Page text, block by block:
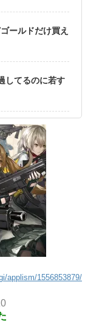
ールドだけ買え
してるのに若す
applism/1556853879/